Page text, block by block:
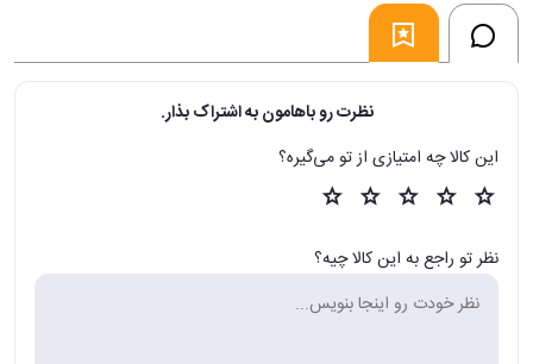
نظرت رو باهامون به اشتراک بذار.
این کالا چه امتیازی از تو می‌گیره؟
نظر تو راجع به این کالا چیه؟